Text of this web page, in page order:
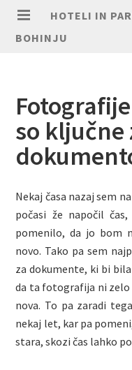
HOTELI IN
BOHINJU
so ključne
Nekaj časa nazaj sem
počasi že napočil
pomenilo, da jo bom
novo. Tako pa sem
za dokumente, ki bi
da ta fotografija ni zelo
nova. To pa zaradi
nekaj let, kar pa
stara, skozi čas lahko